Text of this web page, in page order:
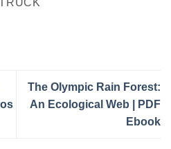
The Olympic Rain Forest:
An Ecological Web | PDF
Ebook